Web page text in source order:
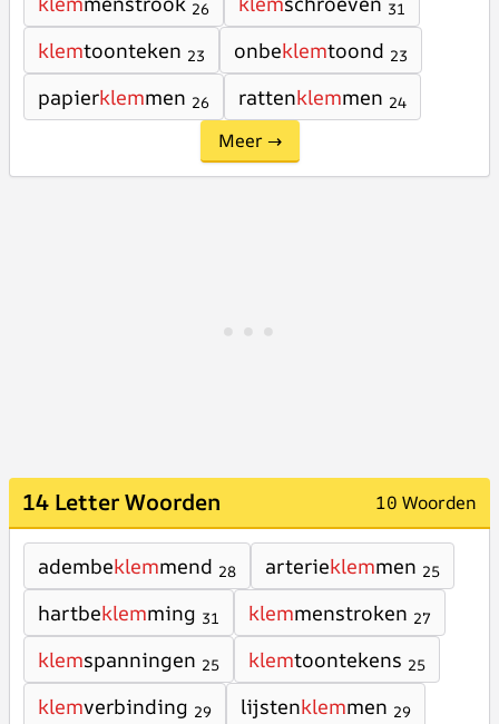
26 31
klemtoonteken 23 onbeklemtoond 23
papierklemmen 26 rattenklemmen 24
Meer →
14 Letter Woorden 10 Woorden
adembeklemmend 28 arterieklemmen 25
hartbeklemming 31 klemmenstroken 27
klemspanningen 25 klemtoontekens 25
klemverbinding 29 lijstenklemmen 29